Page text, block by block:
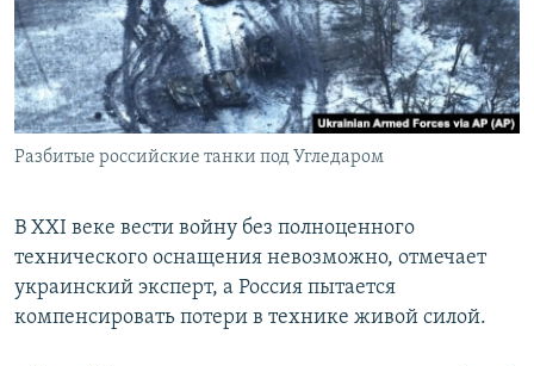
Разбитые российские танки под Угледаром
В XXI веке вести войну без полноценного
технического оснащения невозможно, отмечает
украинский эксперт, а Россия пытается
компенсировать потери в технике живой силой.